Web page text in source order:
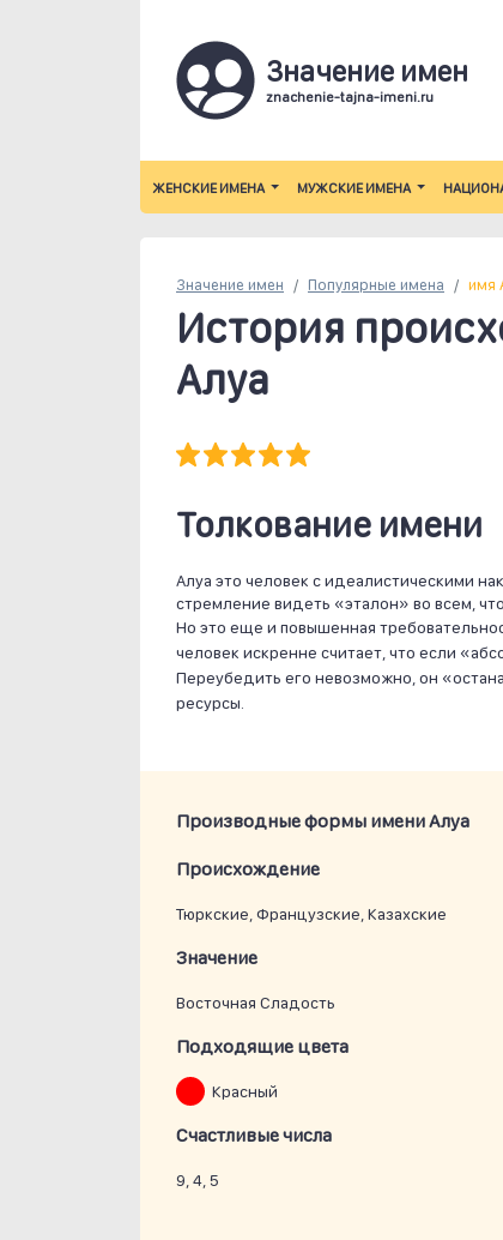
Значение имен
znachenie-tajna-imeni.ru
ЖЕНСКИЕ ИМЕНА МУЖСКИЕ ИМЕНА
Значение имен Популярные имена имя
История
Алуа
Толкование имени
Алуа это человек с идеалистическими
стремление видеть «эталон» во всем, что
Но это еще и повышенная
человек искренне считает, что если
Переубедить его невозможно, он
ресурсы.
Производные формы имени Алуа
Проиcхождение
Тюркские, Французские, Казахские
Значение
Восточная Сладость
Подходящие цвета
Красный
Счастливые числа
9, 4, 5